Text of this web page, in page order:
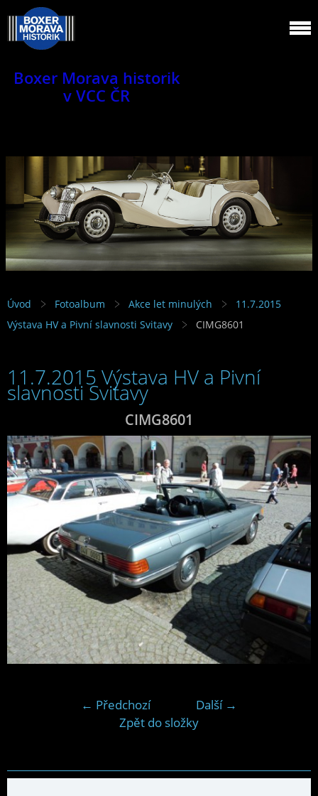
Boxer Morava historik
v VCC ČR
Jsme klub veteránů.
Úvod Fotoalbum Akce let minulých
11.7.2015
Výstava HV a Pivní slavnosti Svitavy
CIMG8601
11.7.2015 Výstava HV a Pivní
slavnosti Svitavy
CIMG8601
← Předchozí
Další →
Zpět do složky